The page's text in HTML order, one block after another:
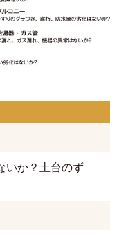
いか？土台のず